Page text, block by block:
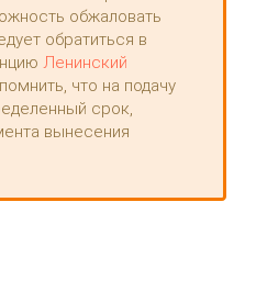
обжаловать
обратиться в
Ленинский
что на подачу
срок,
вынесения